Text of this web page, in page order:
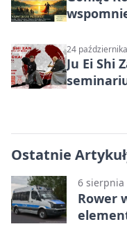
24
Ju Ei Shi
Ostatnie
6 sierpnia
Rower